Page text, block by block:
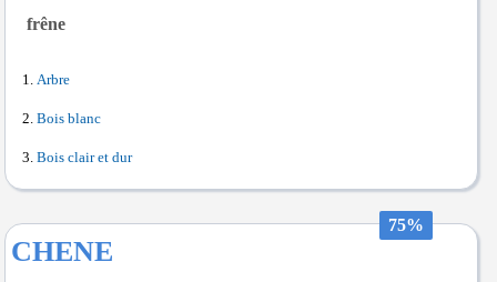
frêne
Arbre
Bois blanc
Bois clair et dur
75%
CHENE